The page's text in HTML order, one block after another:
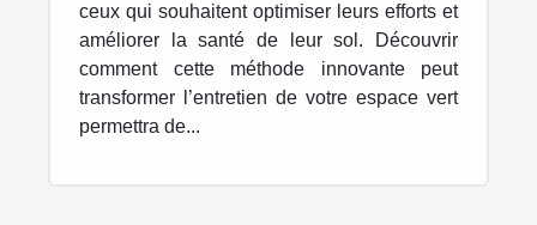
ceux qui souhaitent optimiser leurs efforts et
améliorer la santé de leur sol. Découvrir
comment cette méthode innovante peut
transformer l’entretien de votre espace vert
permettra de...